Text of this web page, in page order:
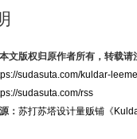
文版权归原作者所有，转载请
sudasuta.com/kuldar-
sudasuta.com/rss
： 苏打苏塔设计量贩铺《